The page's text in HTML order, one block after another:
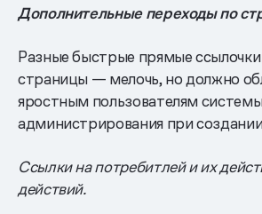
Дополнительные переходы по
Разные быстрые прямые
страницы — мелочь, но должно
яростным пользователям
администрирования при
Ссылки на потребитлей и их
действий.